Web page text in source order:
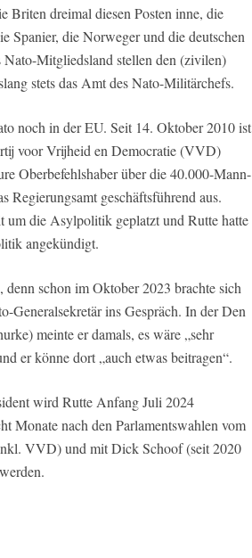
Briten dreimal diesen Posten inne, die
Spanier, die Norweger und die deutschen
Mitgliedsland stellen den (zivilen)
stets das Amt des Nato-Militärchefs.
noch in der EU. Seit 14. Oktober 2010 ist
voor Vrijheid en Democratie (VVD)
Oberbefehlshaber über die 40.000-Mann-
Regierungsamt geschäftsführend aus.
die Asylpolitik geplatzt und Rutte hatte
angekündigt.
schon im Oktober 2023 brachte sich
Generalsekretär ins Gespräch. In der Den
meinte er damals, es wäre „sehr
er könne dort „auch etwas beitragen“.
wird Rutte Anfang Juli 2024
Monate nach den Parlamentswahlen vom
VVD) und mit Dick Schoof (seit 2020